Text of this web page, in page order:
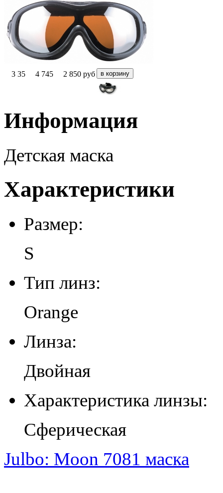
3 35 4 745 2 850 руб
Информация
Детская маска
Характеристики
Размер:
S
Тип линз:
Orange
Линза:
Двойная
Характеристика линзы:
Сферическая
Julbo: Moon 7081 маска